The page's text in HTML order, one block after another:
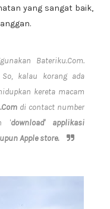
yang sangat baik,
Bateriku.Com.
So, kalau korang ada
kereta macam
di contact number
'download' applikasi
Apple store.